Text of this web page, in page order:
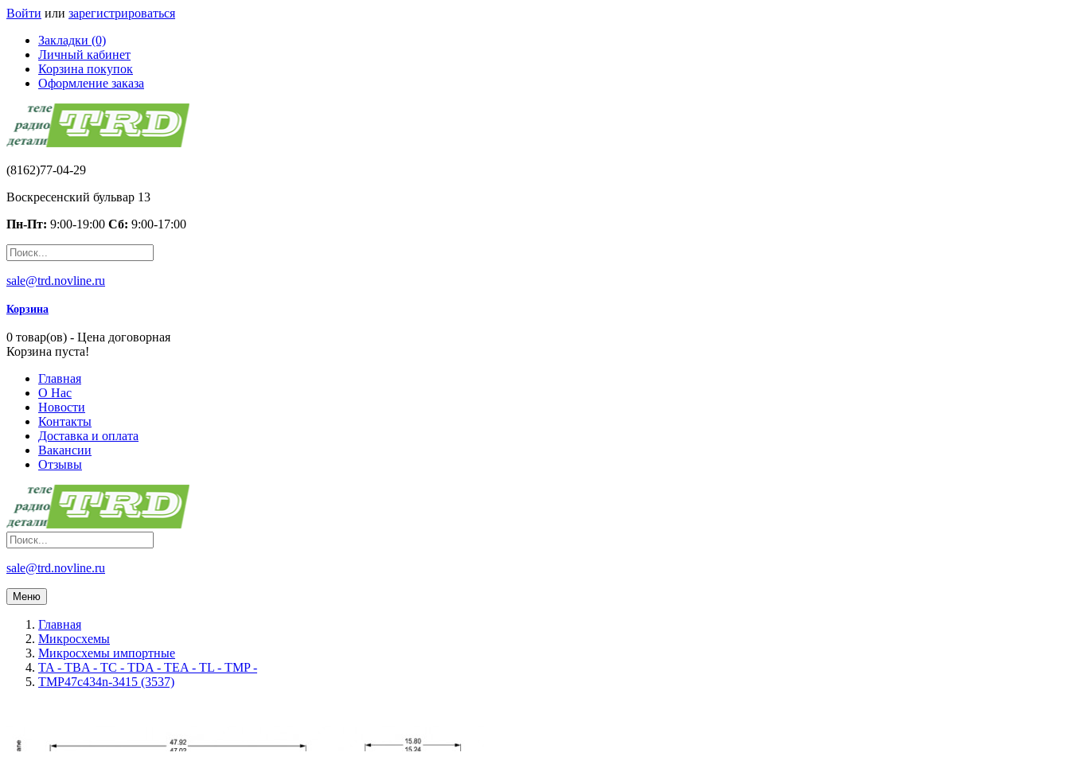
Войти или зарегистрироваться
Закладки (0)
Личный кабинет
Корзина покупок
Оформление заказа
(8162)77-04-29
Воскресенский бульвар 13
Пн-Пт: 9:00-19:00 Сб: 9:00-17:00
sale@trd.novline.ru
Корзина
0 товар(ов) - Цена договорная
Корзина пуста!
Главная
О Нас
Новости
Контакты
Доставка и оплата
Вакансии
Отзывы
sale@trd.novline.ru
Меню
Главная
Микросхемы
Микросхемы импортные
TA - TBA - TC - TDA - TEA - TL - TMP -
TMP47c434n-3415 (3537)